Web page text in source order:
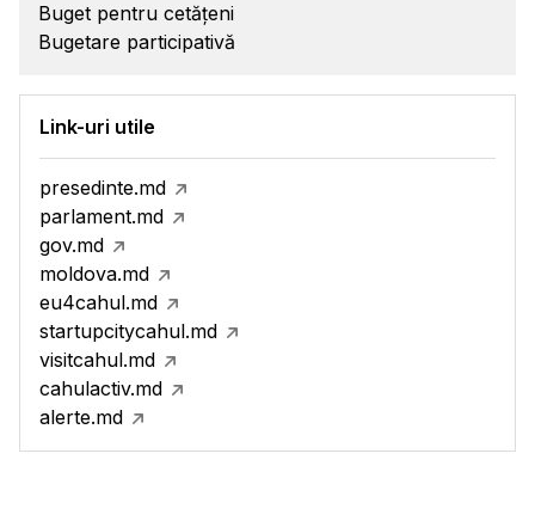
Buget pentru cetățeni
Bugetare participativă
Link-uri utile
presedinte.md
parlament.md
gov.md
moldova.md
eu4cahul.md
startupcitycahul.md
visitcahul.md
cahulactiv.md
alerte.md